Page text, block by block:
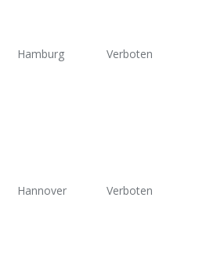
Hamburg
Verboten
Hannover
Verboten